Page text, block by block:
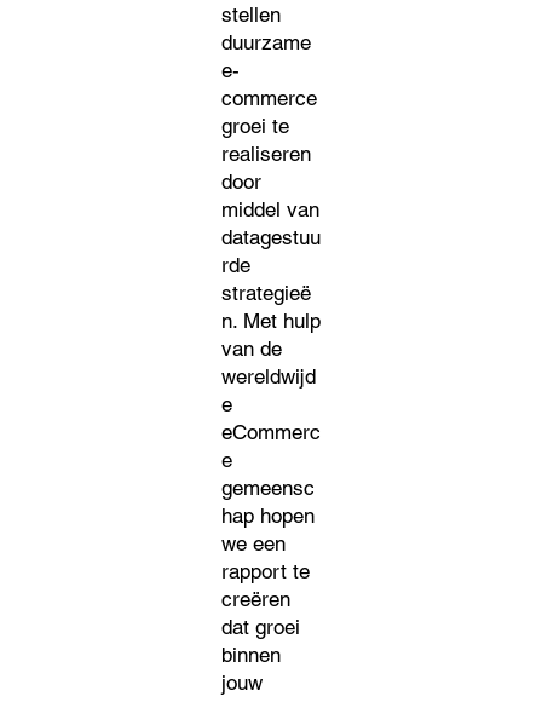
stellen
duurzame
e-
commerce
groei te
realiseren
door
middel van
datagestuu
rde
strategieë
n. Met hulp
van de
wereldwijd
e
eCommerc
e
gemeensc
hap hopen
we een
rapport te
creëren
dat groei
binnen
jouw